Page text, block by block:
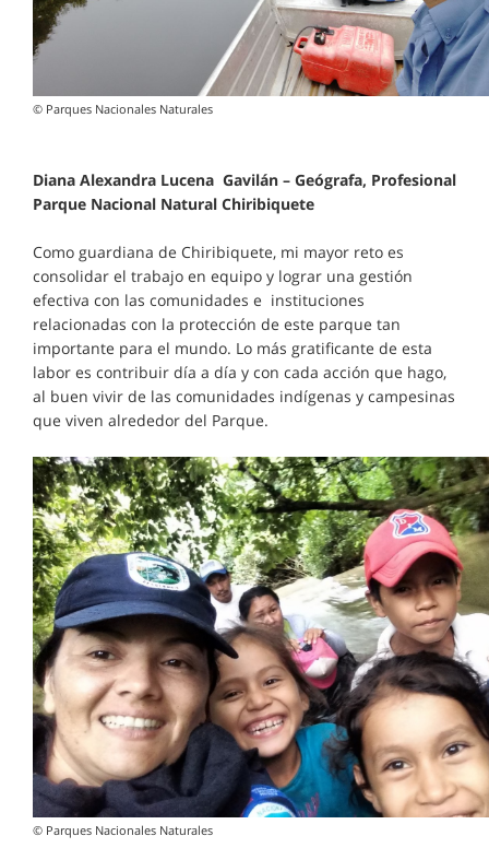
© Parques Nacionales Naturales
Diana Alexandra Lucena Gavilán – Geógrafa, Profesional
Parque Nacional Natural Chiribiquete
Como guardiana de Chiribiquete, mi mayor reto es
consolidar el trabajo en equipo y lograr una gestión
efectiva con las comunidades e instituciones
relacionadas con la protección de este parque tan
importante para el mundo. Lo más gratificante de esta
labor es contribuir día a día y con cada acción que hago,
al buen vivir de las comunidades indígenas y campesinas
que viven alrededor del Parque.
© Parques Nacionales Naturales